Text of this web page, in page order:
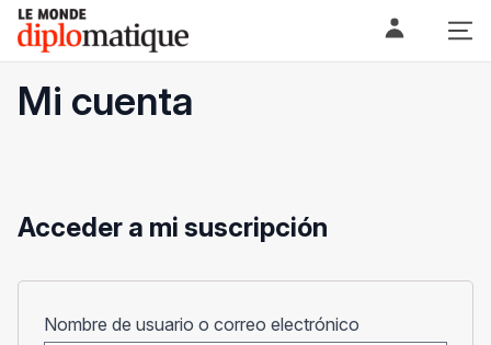
Skip
content
Le monde diplomatique
Mi cuenta
Acceder a mi suscripción
Nombre de usuario o correo electrónico